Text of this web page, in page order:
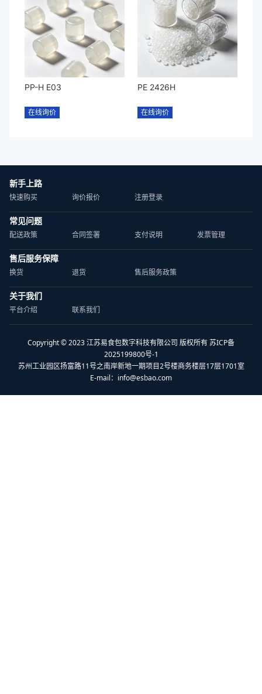
PP-H E03
在线询价
PE 2426H
在线询价
新手上路
快速购买 询价报价 注册登录
常见问题
配送政策 合同签署 支付说明 发票管理
售后服务保障
换货 退货 售后服务政策
关于我们
平台介绍 联系我们
Copyright © 2023 江苏易食包数字科技有限公司 版权所有 苏ICP备
2025199800号-1
苏州工业园区扬富路11号之南岸新地一期项目2号楼商务楼层17层1701室
E-mail： info@esbao.com